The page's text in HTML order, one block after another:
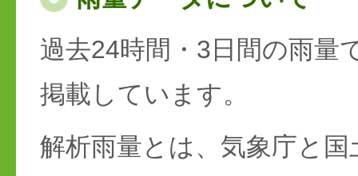
過去24時間・3日間の雨量
掲載しています。
解析雨量とは、気象庁と